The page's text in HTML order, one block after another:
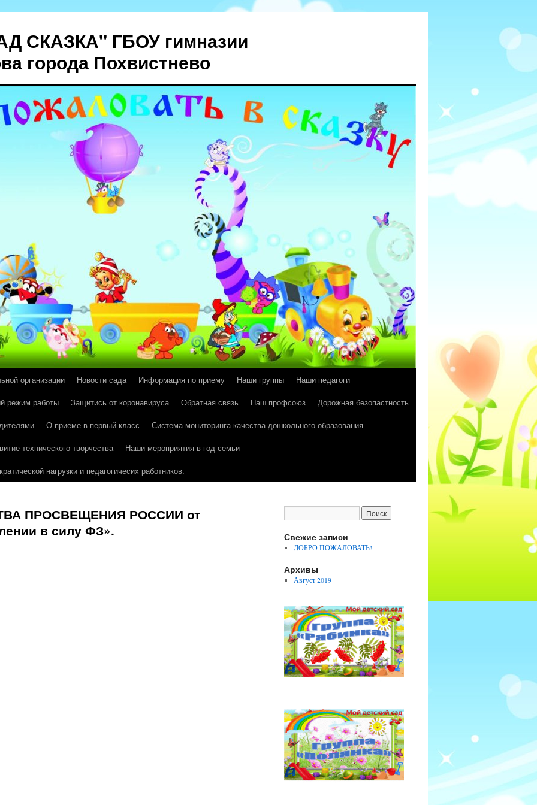
СКАЗКА" ГБОУ гимназии
города Похвистнево
организации Новости сада Информация по приему Наши группы
Наши педагоги
режим работы Защитись от коронавируса Обратная связь Наш профсоюз
Дорожная безопастность
О приеме в первый класс
Система мониторинга качества дошкольного образования
технического творчества
Наши мероприятия в год семьи
нагрузки и педагогичесих работников.
ПРОСВЕЩЕНИЯ РОССИИ от
в силу ФЗ».
Свежие записи
ДОБРО ПОЖАЛОВАТЬ!
Архивы
Август 2019